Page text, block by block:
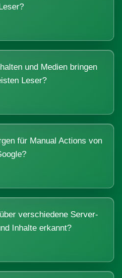
und Medien bringen
Leser?
für Manual Actions von
verschiedene Server-
Inhalte erkannt?